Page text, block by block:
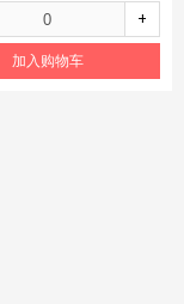
+
加入购物车